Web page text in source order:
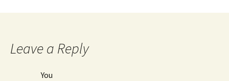
Leave a Reply
You